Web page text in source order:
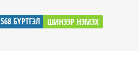
568 БҮРТГЭЛ ШИНЭЭР НЭМЭХ